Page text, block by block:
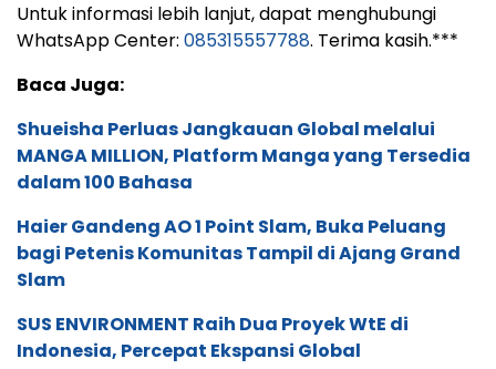
Untuk informasi lebih lanjut, dapat menghubungi
WhatsApp Center: 085315557788. Terima kasih.***
Baca Juga:
Shueisha Perluas Jangkauan Global melalui
MANGA MILLION, Platform Manga yang Tersedia
dalam 100 Bahasa
Haier Gandeng AO 1 Point Slam, Buka Peluang
bagi Petenis Komunitas Tampil di Ajang Grand
Slam
SUS ENVIRONMENT Raih Dua Proyek WtE di
Indonesia, Percepat Ekspansi Global